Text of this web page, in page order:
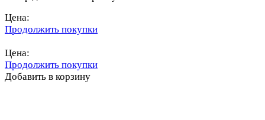
Цена:
Продолжить покупки
Цена:
Продолжить покупки
Добавить в корзину